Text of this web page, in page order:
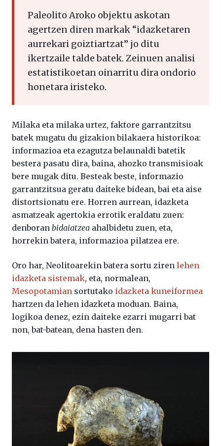
Paleolito Aroko objektu askotan
agertzen diren markak “idazketaren
aurrekari goiztiartzat” jo ditu
ikertzaile talde batek. Zeinuen analisi
estatistikoetan oinarritu dira ondorio
honetara iristeko.
Milaka eta milaka urtez, faktore garrantzitsu
batek mugatu du gizakion bilakaera historikoa:
informazioa eta ezagutza belaunaldi batetik
bestera pasatu dira, baina, ahozko transmisioak
bere mugak ditu. Besteak beste, informazio
garrantzitsua geratu daiteke bidean, bai eta aise
distortsionatu ere. Horren aurrean, idazketa
asmatzeak agertokia errotik eraldatu zuen:
denboran bidaiatzea ahalbidetu zuen, eta,
horrekin batera, informazioa pilatzea ere.
Oro har, Neolitoarekin batera sortu ziren lehen
idazketa sistemak, eta, normalean,
Mesopotamian sortutako idazketa kuneiformea
hartzen da lehen idazketa moduan. Baina,
logikoa denez, ezin daiteke ezarri mugarri bat
non, bat-batean, dena hasten den.